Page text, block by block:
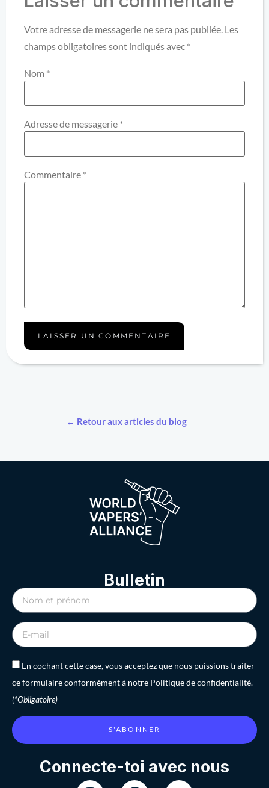
Votre adresse de messagerie ne sera pas publiée. Les
champs obligatoires sont indiqués avec *
Nom *
Adresse de messagerie *
Commentaire *
← Retour aux articles du blog
Bulletin
En cochant cette case, vous acceptez que nous puissions traiter
ce formulaire conformément à notre Politique de confidentialité.
(*Obligatoire)
S'ABONNER
Connecte-toi avec nous